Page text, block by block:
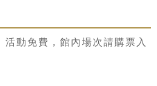
活動免費，館內場次請購票入